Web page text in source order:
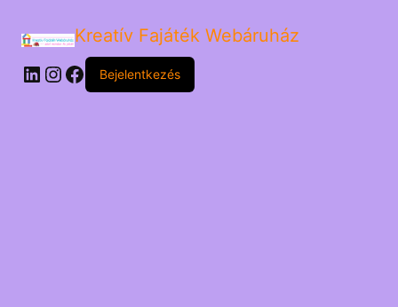
Kreatív Fajáték Webáruház
LinkedIn
Instagram
Facebook
Bejelentkezés